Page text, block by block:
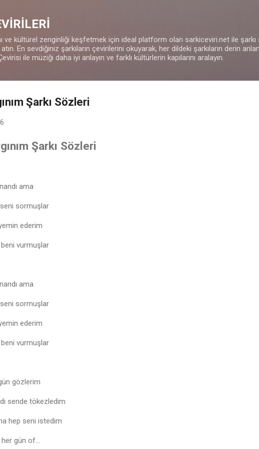
ve kültürel zenginliği keşfetmek için ideal platform olan sarkiceviri.net ile
En sevdiğiniz şarkıların çevirilerini okuyarak, her dildeki şarkıların derin
ile müziği daha iyi anlayın ve farklı kültürlerin kapılarını aralayın.
Şarkı Sözleri
Şarkı Sözleri
ama
sormuşlar
ederim
vurmuşlar
ama
sormuşlar
ederim
vurmuşlar
gözlerim
sende tökezledim
hep seni istedim
her gün of…